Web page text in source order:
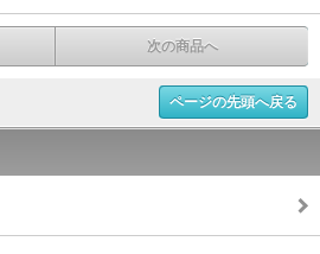
次の商品へ
ページの先頭へ戻る